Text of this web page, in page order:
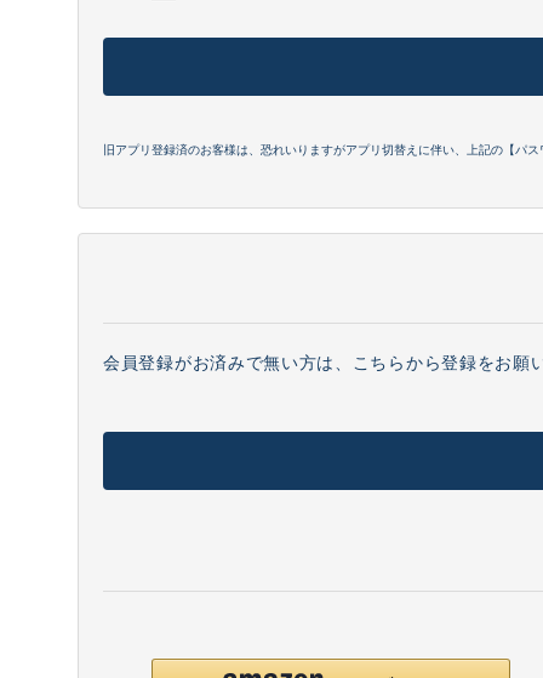
旧アプリ登録済のお客様は、恐れいりますがアプリ切替えに伴い、上記の【パ
会員登録がお済みで無い方は、こちらから登録をお願